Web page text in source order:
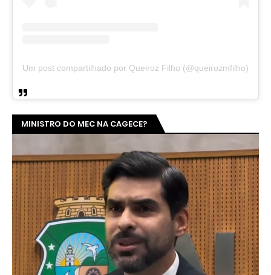
Um post compartilhado por Queiroz Filho (@queirozmfilho)
MINISTRO DO MEC NA CAGECE?